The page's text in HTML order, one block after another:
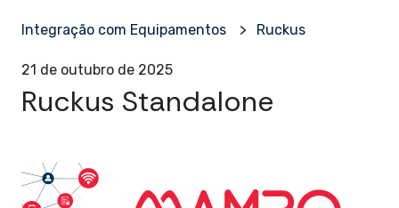
Integração com Equipamentos Ruckus
21 de outubro de 2025
Ruckus Standalone